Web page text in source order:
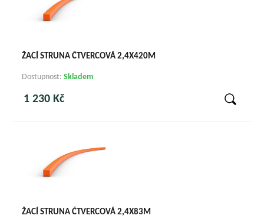
ŽACÍ STRUNA ČTVERCOVÁ 2,4X420M
Dostupnost:Skladem
1 230 Kč
ŽACÍ STRUNA ČTVERCOVÁ 2,4X83M